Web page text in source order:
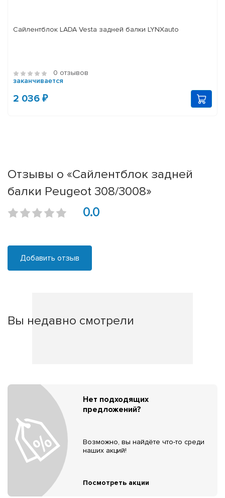
Сайлентблок LADA Vesta задней балки LYNXauto
0 отзывов
заканчивается
2 036 ₽
Отзывы о «Сайлентблок задней
балки Peugeot 308/3008»
0.0
Добавить отзыв
Вы недавно смотрели
Нет подходящих
предложений?
Возможно, вы найдёте что-то среди
наших акций!
Посмотреть акции